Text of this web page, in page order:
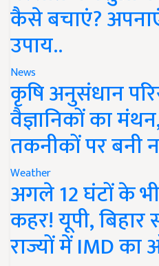
कैसे बचाएं?
उपाय..
News
कृषि अनुसंधान
वैज्ञानिकों का
तकनीकों पर बनी
Weather
अगले 12 घंटों के
कहर! यूपी, बिहार
राज्यों में IMD